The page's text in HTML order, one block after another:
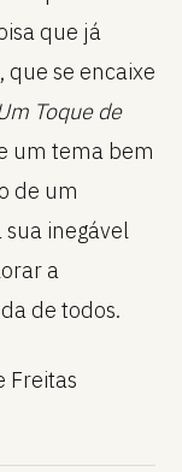
que já
que se encaixe
Toque de
um tema bem
de um
inegável
a
de todos.
Freitas